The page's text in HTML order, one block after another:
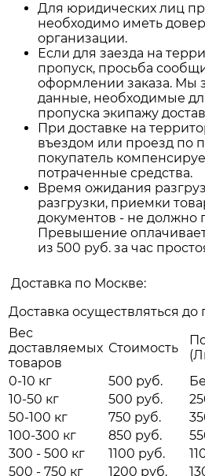
Для юридических лиц
необходимо иметь
организации.
Если для заезда на
пропуск, просьба
оформлении заказа. Мы
данные, необходимые
пропуска экипажу
При доставке на
въездом или проезд по
покупатель
потраченные средства.
Время ожидания
разгрузки, приемки
документов - не должно
Превышение
из 500 руб. за час
Доставка по Москве:
Доставка осуществляться до
Вес
доставляемых
товаров
Стоимость
0-10 кг
500 руб.
10-50 кг
500 руб.
50-100 кг
750 руб.
100-300 кг
850 руб.
300 - 500 кг
1100 руб.
500 - 750 кг
1200 руб.